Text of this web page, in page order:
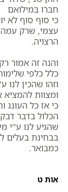
חברו במילואם
כי סוף סוף לא
עצמי, שרק
הרצויה.
והנה זה אמור
כלל כלפי
וזהו שהכין לנו
ומצוות להמציא
כי אז כל העונג
הכלול בדבר
שהגיע לנו ע”י
בבחינת בעלים
כמבואר.
אות ט